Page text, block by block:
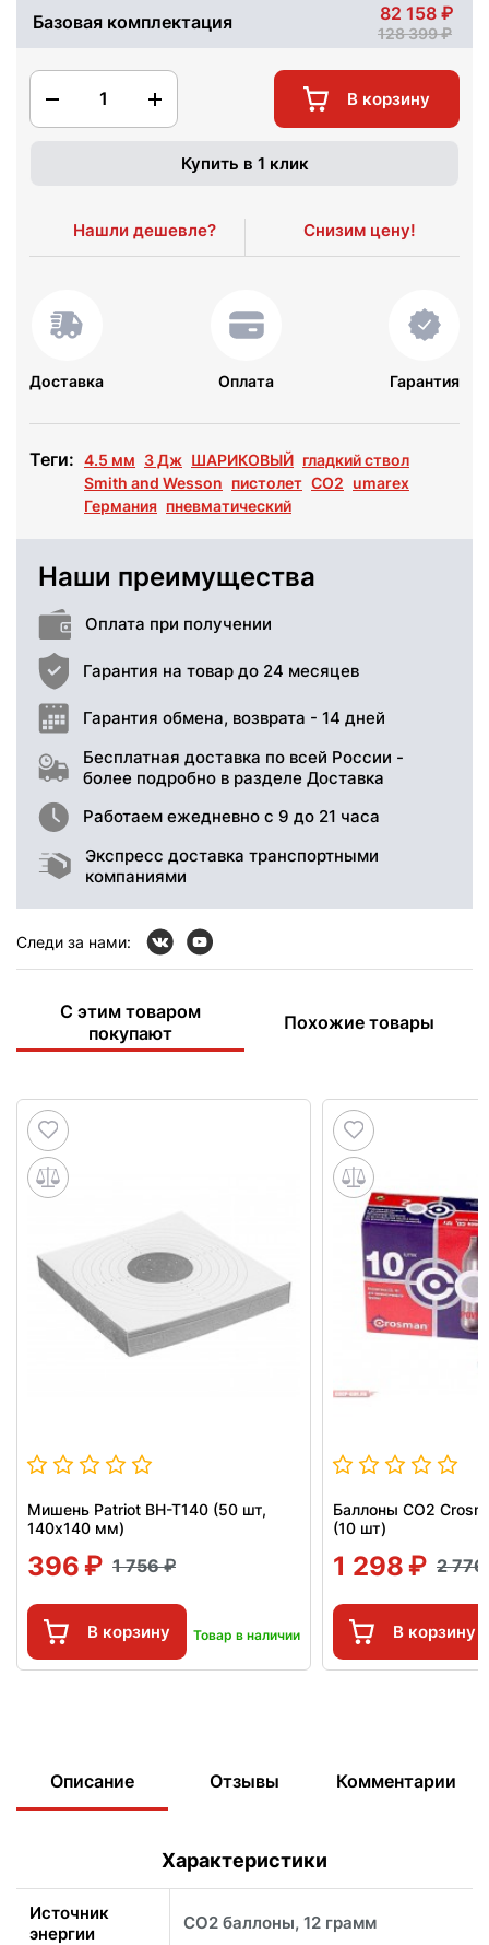
Базовая комплектация 82 158
128 399
1 В корзину
Купить в 1 клик
Нашли дешевле? Снизим цену!
Доставка Оплата Гарантия
Теги: 4.5 мм 3 Дж ШАРИКОВЫЙ гладкий ствол
Smith and Wesson пистолет СО2 umarex
Германия пневматический
Наши преимущества
Оплата при получении
Гарантия на товар до 24 месяцев
Гарантия обмена, возврата - 14 дней
Бесплатная доставка по всей России -
более подробно в разделе Доставка
Работаем ежедневно с 9 до 21 часа
Экспресс доставка транспортными
компаниями
Следи за нами:
С этим товаром
покупают
Похожие товары
Мишень Patriot BH-T140 (50 шт,
140x140 мм)
396 1 756
В корзину Товар в наличии
Баллоны СО2
(10 шт)
1 298 2 776
В корзину
Описание Отзывы Комментарии
Характеристики
Источник
энергии
CO2 баллоны, 12 грамм